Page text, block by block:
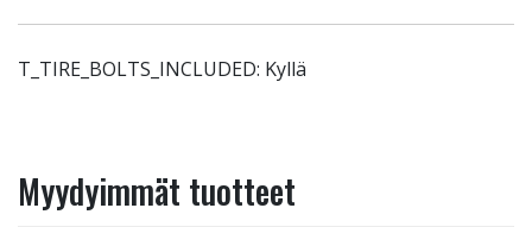
T_TIRE_BOLTS_INCLUDED: Kyllä
Myydyimmät tuotteet